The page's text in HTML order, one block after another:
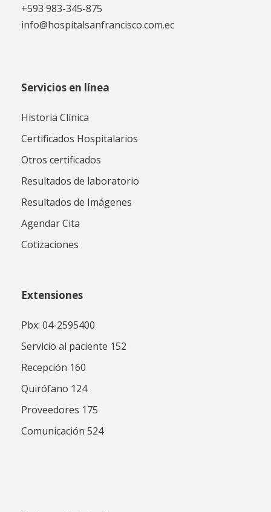
+593 983-345-875
info@hospitalsanfrancisco.com.ec
Servicios en línea
Historia Clínica
Certificados Hospitalarios
Otros certificados
Resultados de laboratorio
Resultados de Imágenes
Agendar Cita
Cotizaciones
Extensiones
Pbx: 04-2595400
Servicio al paciente 152
Recepción 160
Quirófano 124
Proveedores 175
Comunicación 524